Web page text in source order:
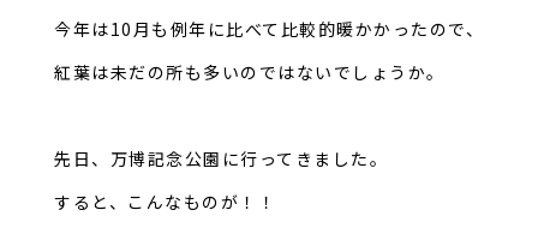
今年は10月も例年に比べて比較的暖かかったので、
紅葉は未だの所も多いのではないでしょうか。
先日、万博記念公園に行ってきました。
すると、こんなものが！！